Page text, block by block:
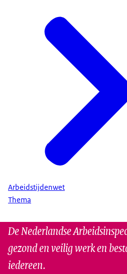
Arbeidstijdenwet
Thema
De Nederlandse
gezond en veilig werk en
iedereen.